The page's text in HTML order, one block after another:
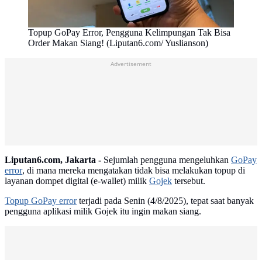
Topup GoPay Error, Pengguna Kelimpungan Tak Bisa
Order Makan Siang! (Liputan6.com/ Yuslianson)
Advertisement
Liputan6.com, Jakarta - Sejumlah pengguna mengeluhkan GoPay
error, di mana mereka mengatakan tidak bisa melakukan topup di
layanan dompet digital (e-wallet) milik Gojek tersebut.
Topup GoPay errorterjadi pada Senin (4/8/2025), tepat saat banyak
pengguna aplikasi milik Gojek itu ingin makan siang.